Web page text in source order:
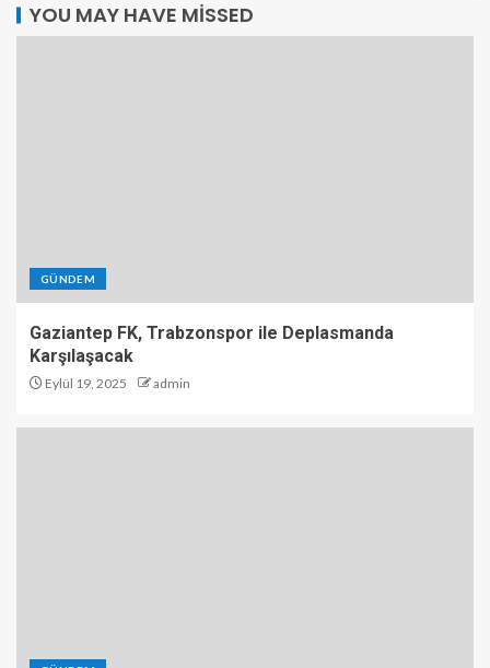
YOU MAY HAVE MISSED
GÜNDEM
Gaziantep FK, Trabzonspor ile Deplasmanda
Karşılaşacak
Eylül 19, 2025 admin